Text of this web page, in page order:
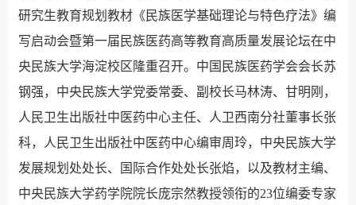
研究生教育规划教材《民族医学基础理论与特色疗法》编
写启动会暨第一届民族医药高等教育高质量发展论坛在中
央民族大学海淀校区隆重召开。中国民族医药学会会长苏
钢强，中央民族大学党委常委、副校长马林涛、 甘明刚，
人民卫生出版社中医药中心主任、人卫西南分社董事长张
科，人民卫生出版社中医药中心编审周玲，中央民族大学
发展规划处处长、国际合作处处长张焰，以及教材主编、
中央民族大学药学院院长庞宗然教授领衔的23位编委专家